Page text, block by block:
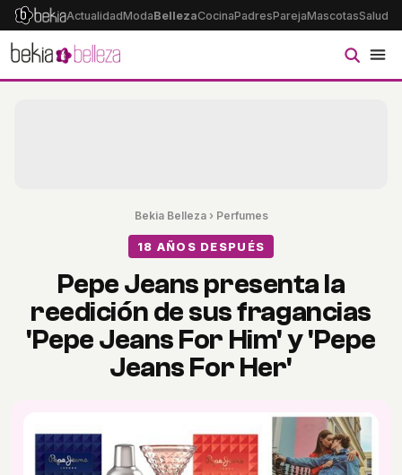
ActualidadModaBellezaCocinaPadresParejaMascotasSalud
Bekia Belleza› Perfumes
18 AÑOS DESPUÉS
Pepe Jeans presenta la
reedición de sus fragancias
'Pepe Jeans For Him' y 'Pepe
Jeans For Her'